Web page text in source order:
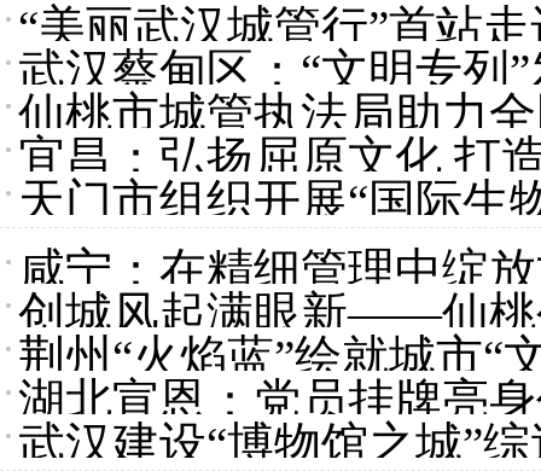
“美丽武汉城管行”首站
武汉蔡甸区：“文明专列
仙桃市城管执法局助力
宜昌：弘扬屈原文化 打
天门市组织开展“国际生
咸宁：在精细管理中绽
创城风起满眼新——仙桃
荆州“火焰蓝”绘就城市“
湖北宣恩：党员挂牌亮
武汉建设“博物馆之城”